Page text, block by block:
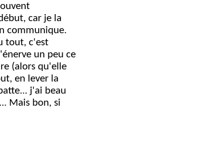
car je la
communique.
tout, c'est
un peu ce
(alors qu'elle
en lever la
j'ai beau
Mais bon, si